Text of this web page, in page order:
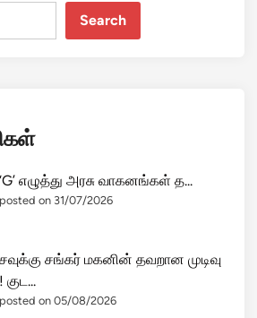
Search
‘G’ எழுத்து அரசு வாகனங்கள் த...
posted on 31/07/2026
சவுக்கு சங்கர் மகனின் தவறான முடிவு
! குட...
posted on 05/08/2026